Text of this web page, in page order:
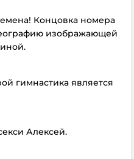
Концовка номера
изображающей
гимнастика является
Алексей.